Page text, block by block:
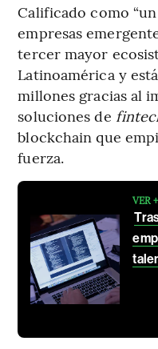
Calificado como
empresas
tercer mayor
Latinoamérica y
millones gracias al
soluciones de
blockchain que
fuerza.
VER +